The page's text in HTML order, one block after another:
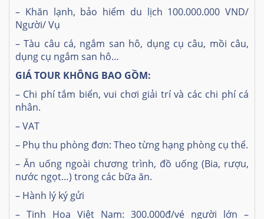
– Khăn lạnh, bảo hiểm du lịch 100.000.000 VND/
Người/ Vụ
– Tàu câu cá, ngắm san hô, dụng cụ câu, mồi câu,
dụng cụ ngắm san hô…
GIÁ TOUR KHÔNG BAO GỒM:
– Chi phí tắm biển, vui chơi giải trí và các chi phí cá
nhân.
– VAT
– Phụ thu phòng đơn: Theo từng hạng phòng cụ thể.
– Ăn uống ngoài chương trình, đồ uống (Bia, rượu,
nước ngọt…) trong các bữa ăn.
– Hành lý ký gửi
– Tinh Hoa Việt Nam: 300.000đ/vé người lớn –